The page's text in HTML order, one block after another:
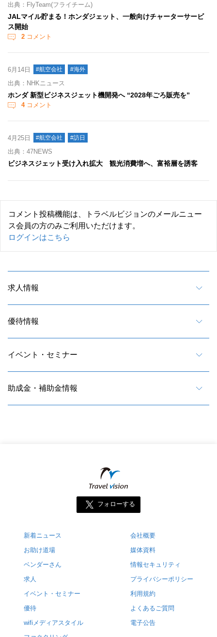
出典：FlyTeam(フライチーム)
JALマイル貯まる！ホンダジェット、一般向けチャーターサービ
ス開始
2 コメント
6月14日 #航空会社 #海外
出典：NHKニュース
ホンダ 新型ビジネスジェット機開発へ “2028年ごろ販売を”
4コメント
4月25日 #航空会社 #訪日
出典：47NEWS
ビジネスジェット受け入れ拡大 観光消費増へ、富裕層を誘客
コメント投稿機能は、トラベルビジョンのメールニュー
ス会員の方のみご利用いただけます。
ログインはこちら
求人情報
優待情報
イベント・セミナー
助成金・補助金情報
フォローする
新着ニュース
お助け道場
ベンダーさん
求人
イベント・セミナー
優待
wifiメディアスタイル
会社概要
媒体資料
情報セキュリティ
プライバシーポリシー
利用規約
よくあるご質問
電子公告